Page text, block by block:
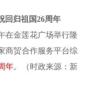
回归祖国26周年
在金莲花广场举行隆
商贸合作服务平台综
年。 （时政来源： 新